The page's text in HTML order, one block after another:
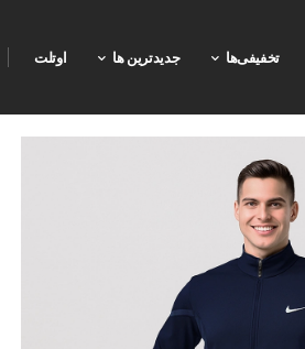
تخفیفی‌ها جدیدترین ها اوتلت